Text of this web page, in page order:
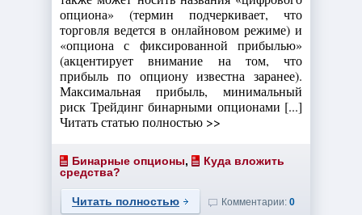
опциона» (термин подчеркивает, что
торговля ведется в онлайновом режиме) и
«опциона с фиксированной прибылью»
(акцентирует внимание на том, что
прибыль по опциону известна заранее).
Максимальная прибыль, минимальный
риск Трейдинг бинарными опционами [...]
Читать статью полностью >>
Бинарные опционы,
Куда вложить
средства?
Читать полностью Комментарии: 0